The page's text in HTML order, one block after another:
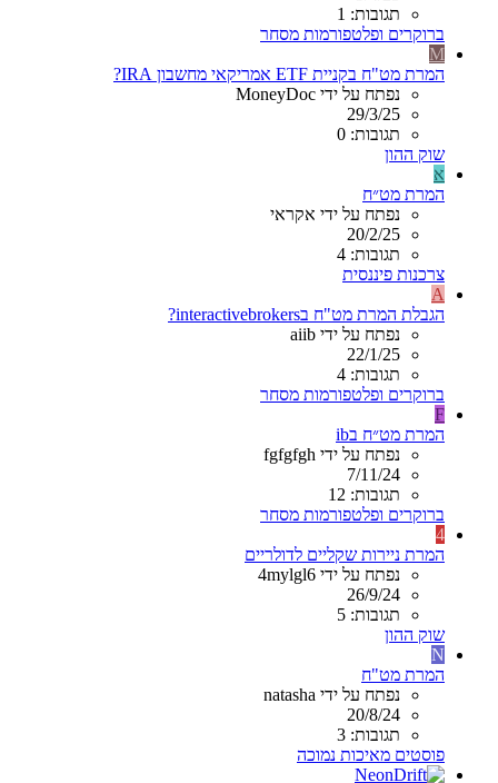
תגובות: 1
ברוקרים ופלטפורמות מסחר
M
המרת מט"ח בקניית ETF אמריקאי מחשבון IRA?
נפתח על ידי MoneyDoc
29/3/25
תגובות: 0
שוק ההון
א
המרת מט״ח
נפתח על ידי אקראי
20/2/25
תגובות: 4
צרכנות פיננסית
A
הגבלת המרת מט"ח בinteractivebrokers?
נפתח על ידי aiib
22/1/25
תגובות: 4
ברוקרים ופלטפורמות מסחר
F
המרת מט״ח בib
נפתח על ידי fgfgfgh
7/11/24
תגובות: 12
ברוקרים ופלטפורמות מסחר
4
המרת ניירות שקליים לדולריים
נפתח על ידי 4mylgl6
26/9/24
תגובות: 5
שוק ההון
N
המרת מט"ח
נפתח על ידי natasha
20/8/24
תגובות: 3
פוסטים מאיכות נמוכה